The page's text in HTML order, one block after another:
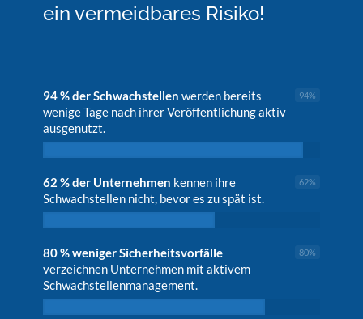
ein vermeidbares Risiko!
94 % der Schwachstellen werden bereits
wenige Tage nach ihrer Veröffentlichung aktiv
ausgenutzt.
94%
62 % der Unternehmen kennen ihre
Schwachstellen nicht, bevor es zu spät ist.
62%
80 % weniger Sicherheitsvorfälle
verzeichnen Unternehmen mit aktivem
Schwachstellenmanagement.
80%